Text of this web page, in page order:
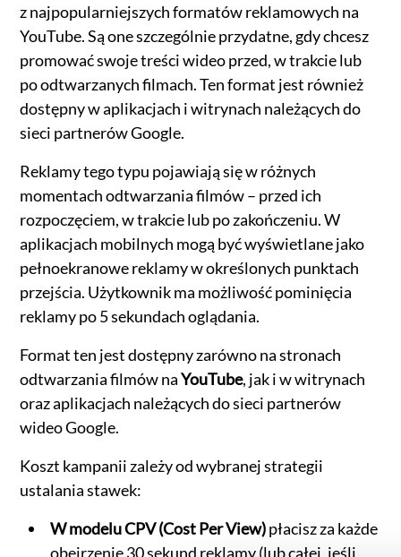
z najpopularniejszych formatów reklamowych na
YouTube. Są one szczególnie przydatne, gdy chcesz
promować swoje treści wideo przed, w trakcie lub
po odtwarzanych filmach. Ten format jest również
dostępny w aplikacjach i witrynach należących do
sieci partnerów Google.
Reklamy tego typu pojawiają się w różnych
momentach odtwarzania filmów – przed ich
rozpoczęciem, w trakcie lub po zakończeniu. W
aplikacjach mobilnych mogą być wyświetlane jako
pełnoekranowe reklamy w określonych punktach
przejścia. Użytkownik ma możliwość pominięcia
reklamy po 5 sekundach oglądania.
Format ten jest dostępny zarówno na stronach
odtwarzania filmów naYouTube, jak i w witrynach
oraz aplikacjach należących do sieci partnerów
wideo Google.
Koszt kampanii zależy od wybranej strategii
ustalania stawek:
W modelu CPV (Cost Per View)płacisz za każde
obejrzenie 30 sekund reklamy (lub całej, jeśli